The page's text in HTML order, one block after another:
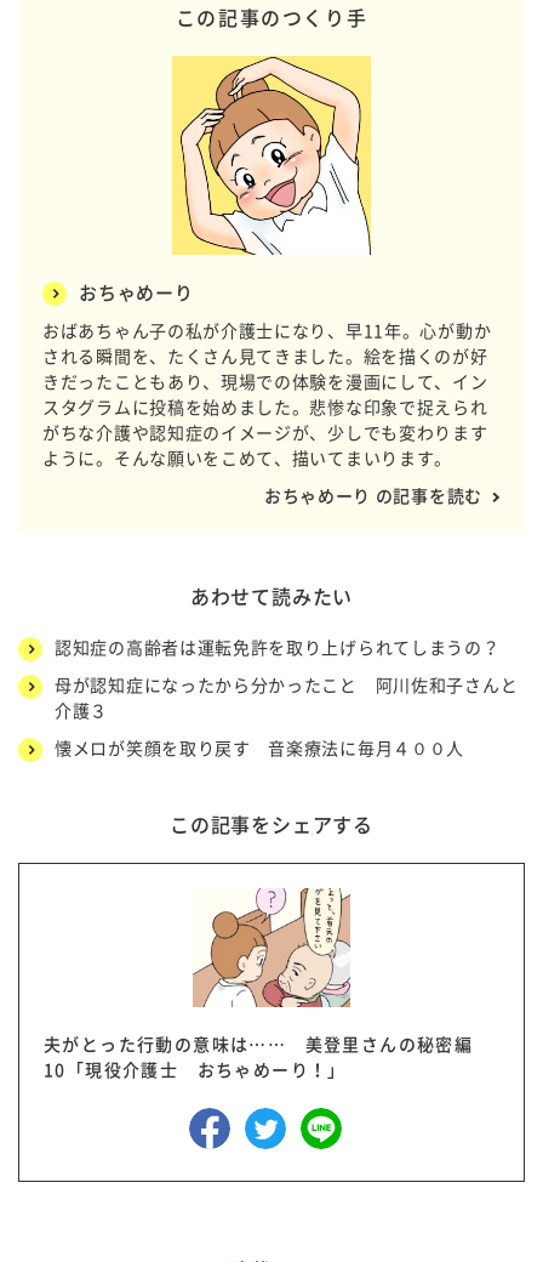
この記事のつくり手
おちゃめーり
おばあちゃん子の私が介護士になり、早11年。心が動か
される瞬間を、たくさん見てきました。絵を描くのが好
きだったこともあり、現場での体験を漫画にして、イン
スタグラムに投稿を始めました。悲惨な印象で捉えられ
がちな介護や認知症のイメージが、少しでも変わります
ように。そんな願いをこめて、描いてまいります。
おちゃめーり の記事を読む
あわせて読みたい
認知症の高齢者は運転免許を取り上げられてしまうの？
母が認知症になったから分かったこと 阿川佐和子さんと
介護３
懐メロが笑顔を取り戻す 音楽療法に毎月４００人
この記事をシェアする
夫がとった行動の意味は…… 美登里さんの秘密編
10「現役介護士 おちゃめーり！」